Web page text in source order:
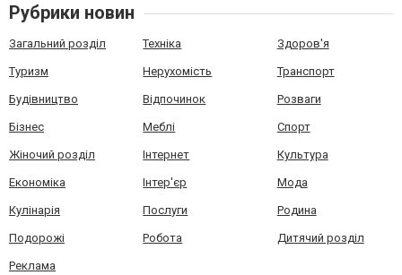
Рубрики новин
Загальний розділ Техніка Здоров'я
Туризм Нерухомість Транспорт
Будівництво Відпочинок Розваги
Бізнес Меблі Спорт
Жіночий розділ Інтернет Культура
Економіка Інтер'єр Мода
Кулінарія Послуги Родина
Подорожі Робота Дитячий розділ
Реклама